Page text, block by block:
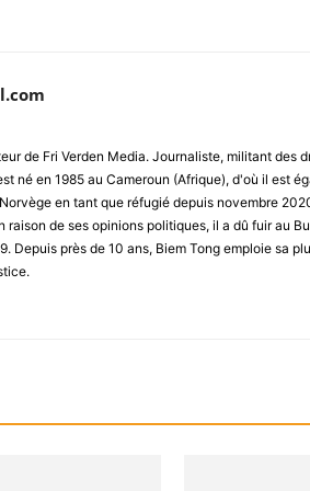
de Fri Verden Media. Journaliste, militant des
né en 1985 au Cameroun (Afrique), d'où il est
en tant que réfugié depuis novembre
raison de ses opinions politiques, il a dû fuir au
Depuis près de 10 ans, Biem Tong emploie sa